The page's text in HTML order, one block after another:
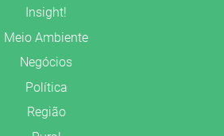
Insight!
Meio Ambiente
Negócios
Política
Região